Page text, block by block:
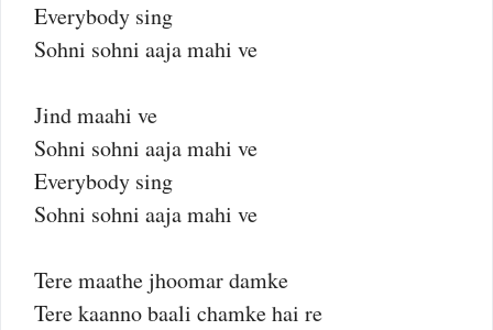
Everybody sing
Sohni sohni aaja mahi ve
Jind maahi ve
Sohni sohni aaja mahi ve
Everybody sing
Sohni sohni aaja mahi ve
Tere maathe jhoomar damke
Tere kaanno baali chamke hai re